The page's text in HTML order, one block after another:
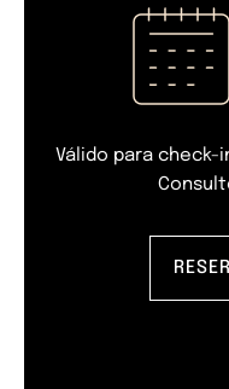
Válido para check-